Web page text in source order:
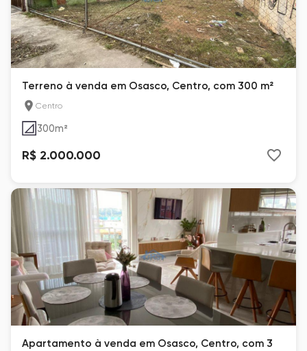
Terreno à venda em Osasco, Centro, com 300 m²
Centro
300m²
R$ 2.000.000
Apartamento à venda em Osasco, Centro, com 3